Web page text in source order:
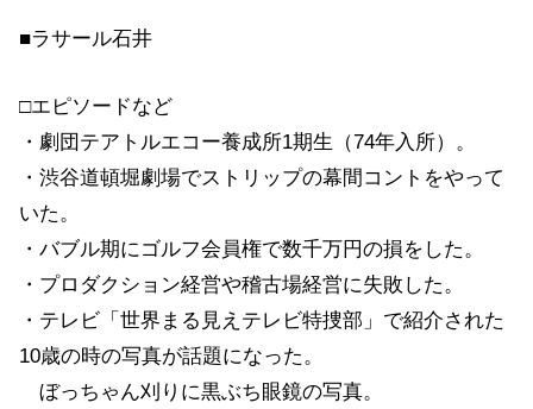
■ラサール石井
□エピソードなど
・劇団テアトルエコー養成所1期生（74年入所）。
・渋谷道頓堀劇場でストリップの幕間コントをやって
いた。
・バブル期にゴルフ会員権で数千万円の損をした。
・プロダクション経営や稽古場経営に失敗した。
・テレビ「世界まる見えテレビ特捜部」で紹介された
10歳の時の写真が話題になった。
ぼっちゃん刈りに黒ぶち眼鏡の写真。